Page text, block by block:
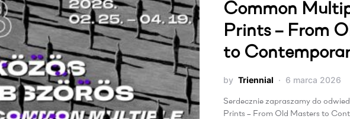
Common
Prints – From
to
by Triennial 6 marca 2026
Serdecznie zapraszamy do
Prints – From Old Masters to